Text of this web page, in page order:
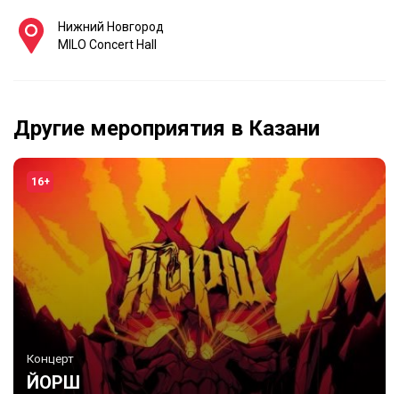
Нижний Новгород
MILO Concert Hall
Другие мероприятия в Казани
16+
Концерт
ЙОРШ